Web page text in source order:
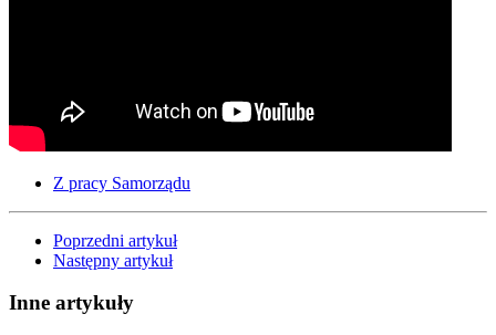
Z pracy Samorządu
Poprzedni artykuł
Następny artykuł
Inne artykuły